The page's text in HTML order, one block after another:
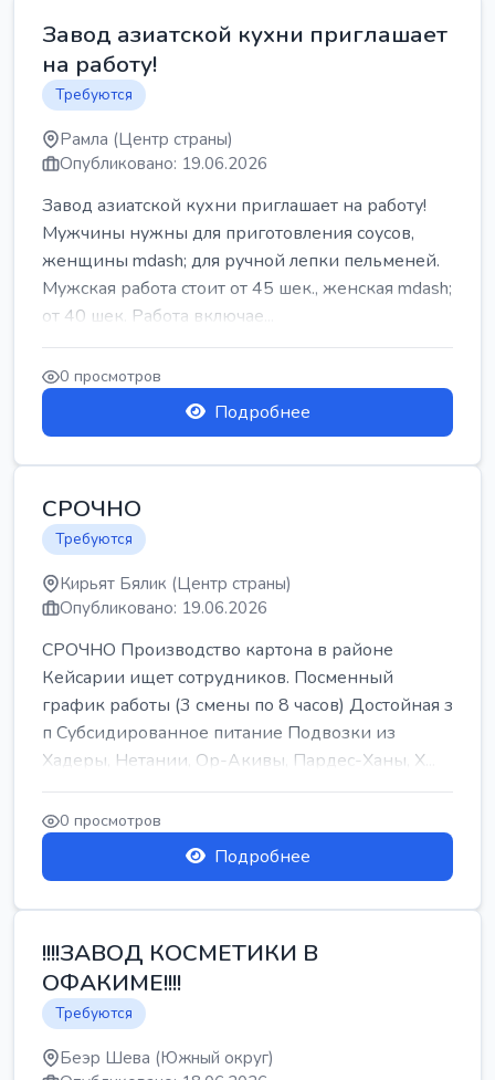
Завод азиатской кухни приглашает
на работу!
Требуются
Рамла (Центр страны)
Опубликовано: 19.06.2026
Завод азиатской кухни приглашает на работу!
Мужчины нужны для приготовления соусов,
женщины mdash; для ручной лепки пельменей.
Мужская работа стоит от 45 шек., женская mdash;
от 40 шек. Работа включае...
0 просмотров
Подробнее
СРОЧНО
Требуются
Кирьят Бялик (Центр страны)
Опубликовано: 19.06.2026
СРОЧНО Производство картона в районе
Кейсарии ищет сотрудников. Посменный
график работы (3 смены по 8 часов) Достойная з
п Субсидированное питание Подвозки из
Хадеры, Нетании, Ор-Акивы, Пардес-Ханы, Х...
0 просмотров
Подробнее
!!!!ЗАВОД КОСМЕТИКИ В
ОФАКИМЕ!!!!
Требуются
Беэр Шева (Южный округ)